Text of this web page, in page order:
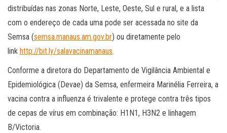
distribuídas nas zonas Norte, Leste, Oeste, Sul e rural, e a lista
com o endereço de cada uma pode ser acessada no site da
Semsa (semsa.manaus.am.gov.br) ou diretamente pelo
link http://bit.ly/salavacinamanaus.
Conforme a diretora do Departamento de Vigilância Ambiental e
Epidemiológica (Devae) da Semsa, enfermeira Marinélia Ferreira, a
vacina contra a influenza é trivalente e protege contra três tipos
de cepas de vírus em combinação: H1N1, H3N2 e linhagem
B/Victoria.